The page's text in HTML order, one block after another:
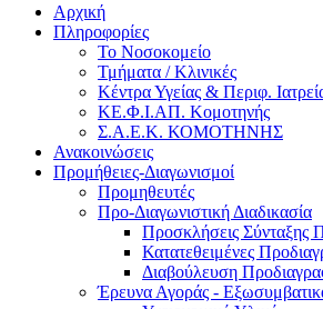
Αρχική
Πληροφορίες
Το Νοσοκομείο
Τμήματα / Κλινικές
Κέντρα Υγείας & Περιφ.
ΚΕ.Φ.Ι.ΑΠ. Κομοτηνής
Σ.Α.Ε.Κ. ΚΟΜΟΤΗΝΗΣ
Ανακοινώσεις
Προμήθειες-Διαγωνισμοί
Προμηθευτές
Προ-Διαγωνιστική Διαδικασία
Προσκλήσεις Σύνταξης
Κατατεθειμένες
Διαβούλευση
Έρευνα Αγοράς -